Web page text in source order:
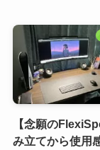
【念願の
み立てから使用